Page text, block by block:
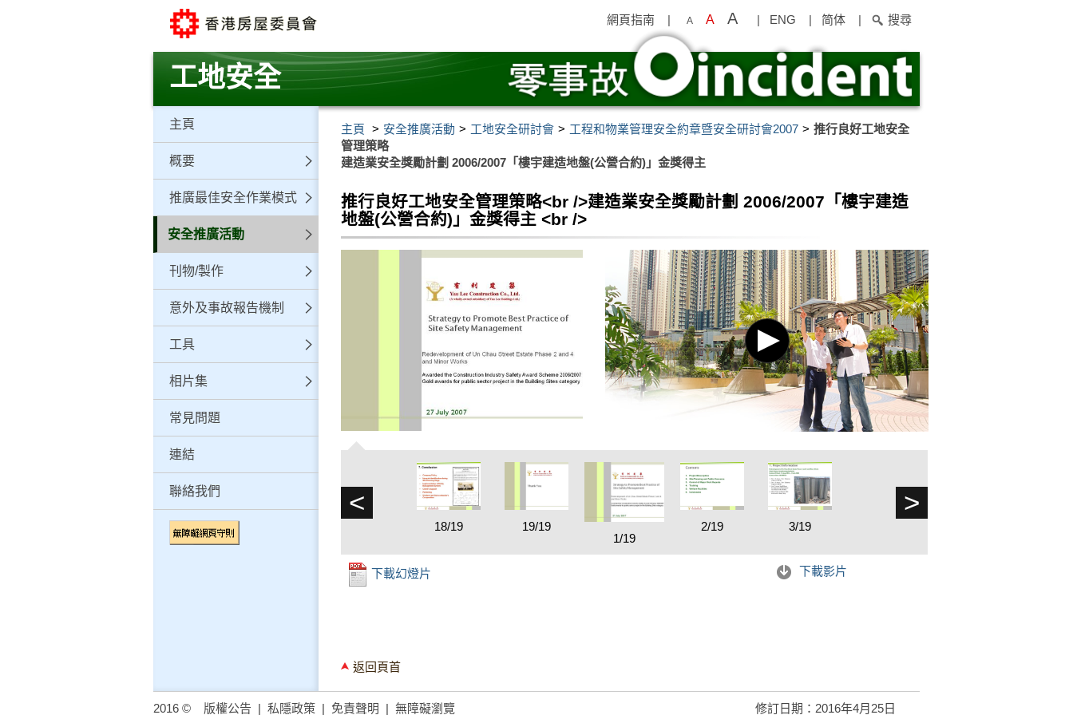
要
網頁指南 | A A A | ENG | 简体 | 搜尋
工地安全
主頁
概要
推廣最佳安全作業模式
安全推廣活動
刊物/製作
意外及事故報告機制
工具
相片集
常見問題
連結
聯絡我們
主頁 安全推廣活動 工地安全研討會 工程和物業管理安全約章暨安全研討會2007
推行良好工地安全
管理策略
建造業安全獎勵計劃 2006/2007「樓宇建造地盤(公營合約)」金獎得主
推行良好工地安全管理策略<br />建造業安全獎勵計劃 2006/2007「樓宇建造
地盤(公營合約)」金獎得主 <br />
18/19
19/19
1/19
2/19 3/19
< >
下載影片
下載幻燈片
返回頁首
2016 © 版權公告 | 私隱政策 | 免責聲明 | 無障礙瀏覽 修訂日期：2016年4月25日